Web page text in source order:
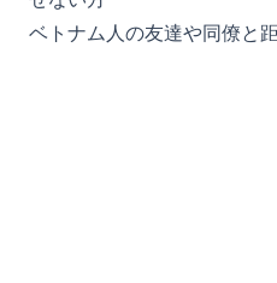
ベトナム人の友達や同僚と